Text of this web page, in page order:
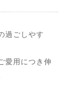
過ごしやす
愛用につき伸